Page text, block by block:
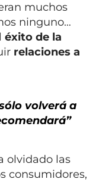
muchos
ninguno…
éxito de la
relaciones a
volverá a
olvidado las
consumidores,